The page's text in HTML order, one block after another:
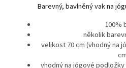
Barevný, bavlněný vak na
100%
několik
velikost 70 cm (vhodný na
vhodný na jógové